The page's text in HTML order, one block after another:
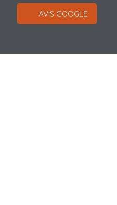
AVIS GOOGLE